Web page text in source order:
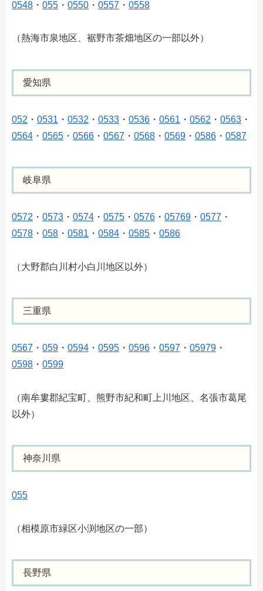
0548 ・ 055 ・ 0550 ・ 0557 ・ 0558
（熱海市泉地区、裾野市茶畑地区の一部以外）
愛知県
052 ・ 0531 ・ 0532 ・ 0533 ・ 0536 ・ 0561 ・ 0562 ・ 0563 ・
0564 ・ 0565 ・ 0566 ・ 0567 ・ 0568 ・ 0569 ・ 0586 ・ 0587
岐阜県
0572 ・ 0573 ・ 0574 ・ 0575 ・ 0576 ・ 05769 ・ 0577 ・
0578 ・ 058 ・ 0581 ・ 0584 ・ 0585 ・ 0586
（大野郡白川村小白川地区以外）
三重県
0567 ・ 059 ・ 0594 ・ 0595 ・ 0596 ・ 0597 ・ 05979 ・
0598 ・ 0599
（南牟婁郡紀宝町、熊野市紀和町上川地区、名張市葛尾
以外）
神奈川県
055
（相模原市緑区小渕地区の一部）
長野県